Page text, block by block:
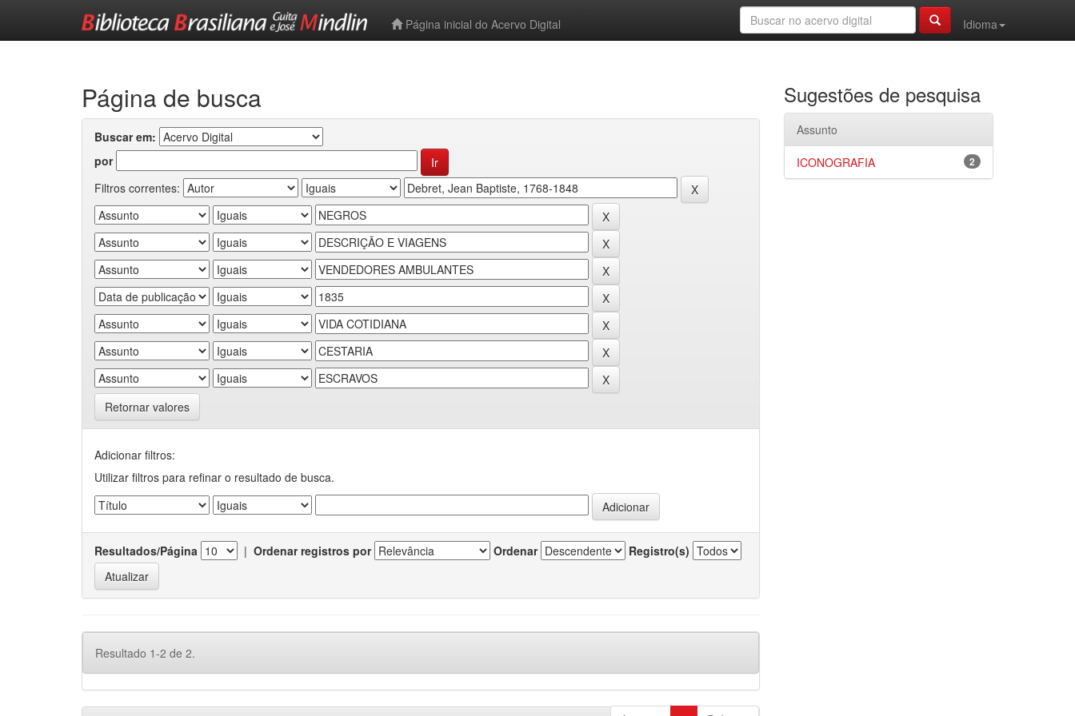
Página inicial do Acervo Digital
Idioma
Página de busca
Buscar em:
por
Filtros correntes:
Retornar valores
Adicionar filtros:
Utilizar filtros para refinar o resultado de busca.
Resultados/Página | Ordenar registros por Ordenar Registro(s)
Resultado 1-2 de 2.
Sugestões de pesquisa
Assunto
2
ICONOGRAFIA